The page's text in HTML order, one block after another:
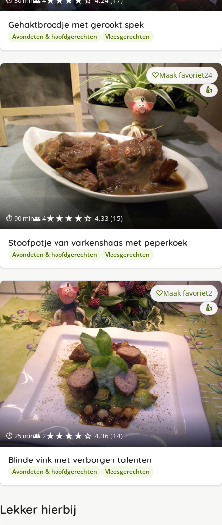
Gehaktbroodje met gerookt spek
Avondeten & hoofdgerechten Vleesgerechten
⏱ 90 min👥 4★★★★☆ 4.33 (15)
Maak favoriet24
👍
Stoofpotje van varkenshaas met peperkoek
Avondeten & hoofdgerechten Vleesgerechten
⏱ 25 min👥 2★★★★☆ 4.36 (14)
Maak favoriet2
👍
Blinde vink met verborgen talenten
Avondeten & hoofdgerechten Vleesgerechten
Lekker hierbij